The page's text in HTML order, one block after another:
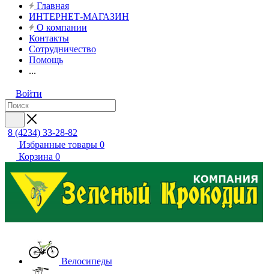
Главная
ИНТЕРНЕТ-МАГАЗИН
О компании
Контакты
Сотрудничество
Помощь
...
Войти
8 (4234) 33-28-82
Избранные товары 0
Корзина 0
Велосипеды